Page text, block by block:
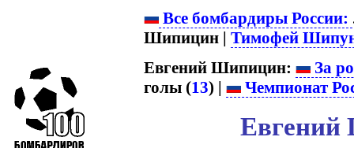
Все бомбардиры России:
Шипицин | Тимофей
Евгений Шипицин:
За
голы (13) | Чемпионат